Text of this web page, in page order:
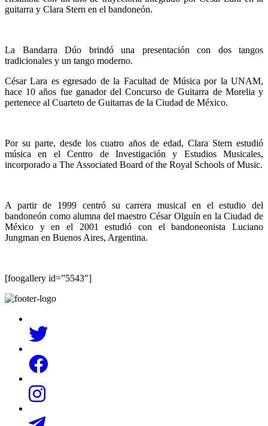
guitarra y Clara Stern en el bandoneón.
La Bandarra Dúo brindó una presentación con dos tangos
tradicionales y un tango moderno.
César Lara es egresado de la Facultad de Música por la UNAM,
hace 10 años fue ganador del Concurso de Guitarra de Morelia y
pertenece al Cuarteto de Guitarras de la Ciudad de México.
Por su parte, desde los cuatro años de edad, Clara Stern estudió
música en el Centro de Investigación y Estudios Musicales,
incorporado a The Associated Board of the Royal Schools of Music.
A partir de 1999 centró su carrera musical en el estudio del
bandoneón como alumna del maestro César Olguín en la Ciudad de
México y en el 2001 estudió con el bandoneonista Luciano
Jungman en Buenos Aires, Argentina.
[foogallery id=”5543″]